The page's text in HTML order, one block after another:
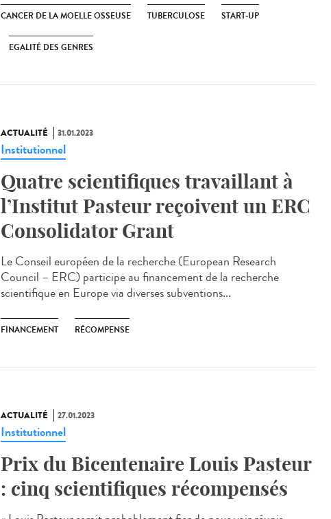
CANCER DE LA MOELLE OSSEUSE TUBERCULOSE START-UP
EGALITÉ DES GENRES
ACTUALITÉ 31.01.2023
Institutionnel
Quatre scientifiques travaillant à
l’Institut Pasteur reçoivent un ERC
Consolidator Grant
Le Conseil européen de la recherche (European Research
Council – ERC) participe au financement de la recherche
scientifique en Europe via diverses subventions...
FINANCEMENT RÉCOMPENSE
ACTUALITÉ 27.01.2023
Institutionnel
Prix du Bicentenaire Louis Pasteur
: cinq scientifiques récompensés